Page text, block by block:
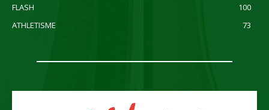
FLASH
100
ATHLETISME
73